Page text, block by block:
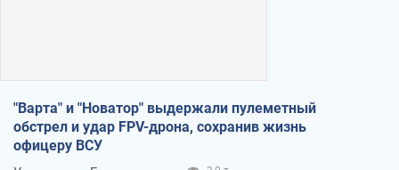
"Варта" и "Новатор" выдержали пулеметный
обстрел и удар FPV-дрона, сохранив жизнь
офицеру ВСУ